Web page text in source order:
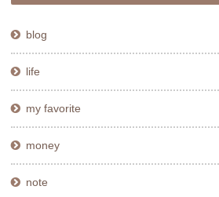
blog
life
my favorite
money
note